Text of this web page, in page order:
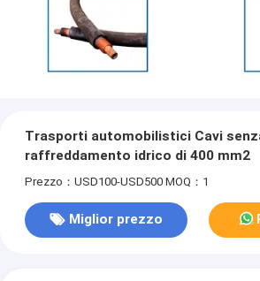
Trasporti automobilistici Cavi
raffreddamento idrico di 400 mm2
Prezzo：USD100-USD500 MOQ：1
Miglior prezzo